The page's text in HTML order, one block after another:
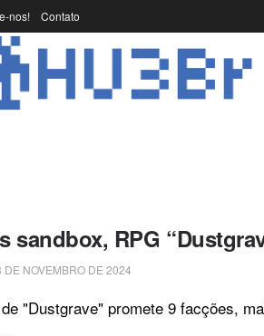
nos! Contato
sandbox, RPG
DE NOVEMBRO DE 2024
"Dustgrave" promete 9 facções,